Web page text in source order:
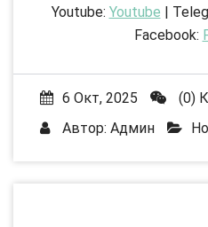
Youtube: Youtube |
Facebook:
6 Окт, 2025
(0)
Автор: Админ